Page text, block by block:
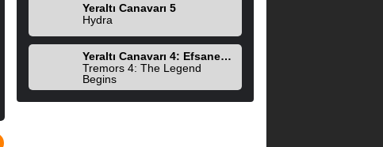
Yeraltı Canavarı 5
Hydra
Yeraltı Canavarı 4: Efsane Başlıyor
Tremors 4: The Legend
Begins